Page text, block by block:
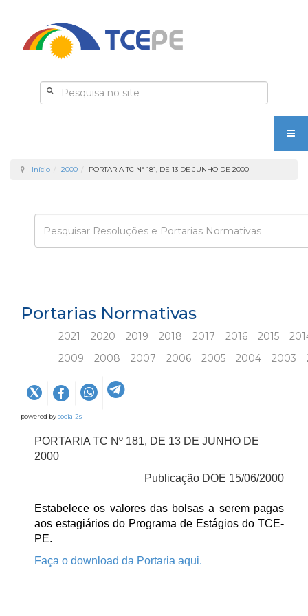
Início 2000 PORTARIA TC Nº 181, DE 13 DE JUNHO DE 2000
Portarias Normativas
2021 2020 2019 2018 2017 2016 2015
2009
2008 2007 2006 2005 2004 2003
powered bysocial2s
PORTARIA TC Nº 181, DE 13 DE JUNHO DE
2000
Publicação DOE 15/06/2000
Estabelece os valores das bolsas a serem pagas
aos estagiários do Programa de Estágios do TCE-
PE.
Faça o download da Portaria aqui.